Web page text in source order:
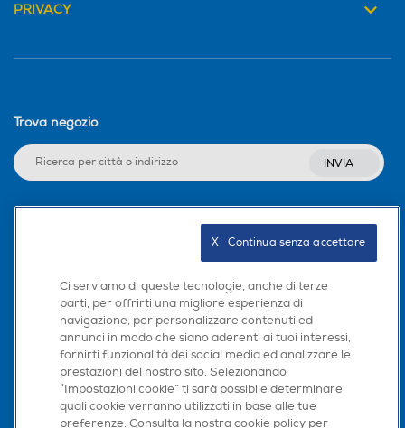
PRIVACY
Trova negozio
INVIA
Scarica la nostra app
Ci serviamo di queste tecnologie, anche di terze
parti, per offrirti una migliore esperienza di
navigazione, per personalizzare contenuti ed
annunci in modo che siano aderenti ai tuoi interessi,
fornirti funzionalità dei social media ed analizzare le
prestazioni del nostro sito. Selezionando
“Impostazioni cookie” ti sarà possibile determinare
quali cookie verranno utilizzati in base alle tue
preferenze. Consulta la nostra cookie policy per
X   Continua senza accettare